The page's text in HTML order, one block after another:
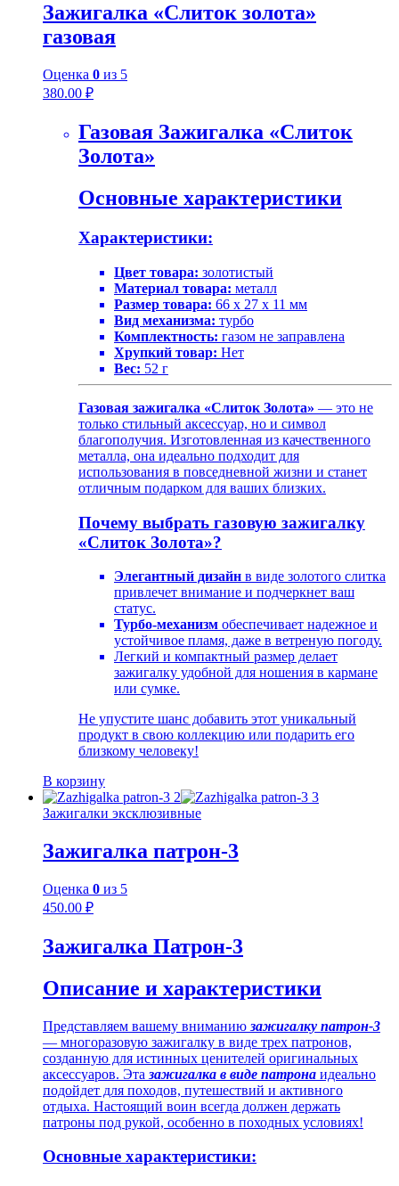
Зажигалка «Слиток золота»
газовая
Оценка 0 из 5
380.00 ₽
Газовая Зажигалка «Слиток
Золота»
Основные характеристики
Характеристики:
Цвет товара: золотистый
Материал товара: металл
Размер товара: 66 x 27 x 11 мм
Вид механизма: турбо
Комплектность: газом не заправлена
Хрупкий товар: Нет
Вес: 52 г
Газовая зажигалка «Слиток Золота» — это не
только стильный аксессуар, но и символ
благополучия. Изготовленная из качественного
металла, она идеально подходит для
использования в повседневной жизни и станет
отличным подарком для ваших близких.
Почему выбрать газовую зажигалку
«Слиток Золота»?
Элегантный дизайн в виде золотого слитка
привлечет внимание и подчеркнет ваш
статус.
Турбо-механизм обеспечивает надежное и
устойчивое пламя, даже в ветреную погоду.
Легкий и компактный размер делает
зажигалку удобной для ношения в кармане
или сумке.
Не упустите шанс добавить этот уникальный
продукт в свою коллекцию или подарить его
близкому человеку!
В корзину
Зажигалки эксклюзивные
Зажигалка патрон-3
Оценка 0 из 5
450.00 ₽
Зажигалка Патрон-3
Описание и характеристики
Представляем вашему вниманию зажигалку патрон-3
— многоразовую зажигалку в виде трех патронов,
созданную для истинных ценителей оригинальных
аксессуаров. Эта зажигалка в виде патрона идеально
подойдет для походов, путешествий и активного
отдыха. Настоящий воин всегда должен держать
патроны под рукой, особенно в походных условиях!
Основные характеристики: